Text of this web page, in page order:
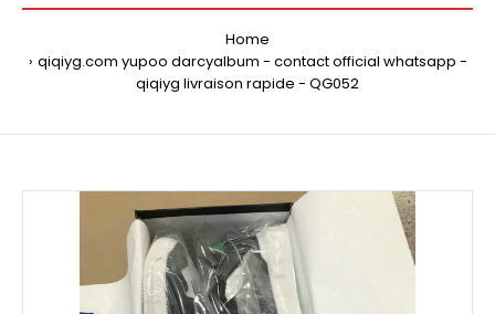
Home
qiqiyg.com yupoo darcyalbum - contact official whatsapp -
qiqiyg livraison rapide - QG052